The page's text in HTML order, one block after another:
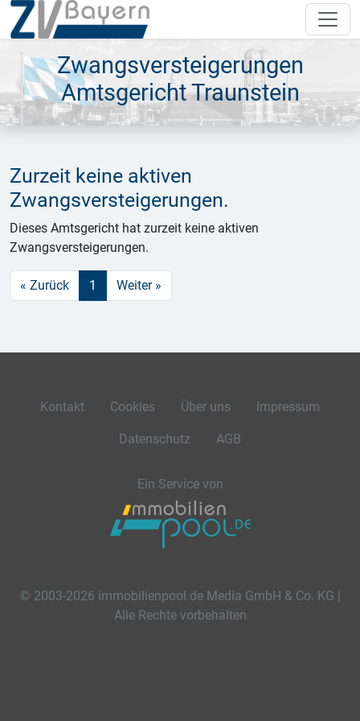
Zwangsversteigerungen
Amtsgericht Traunstein
Zurzeit keine aktiven
Zwangsversteigerungen.
Dieses Amtsgericht hat zurzeit keine aktiven
Zwangsversteigerungen.
« Zurück 1 Weiter »
Kontakt Cookies Über uns Impressum
Datenschutz AGB
Ein Service von
© 2003-2026 immobilienpool.de Media GmbH & Co. KG |
Alle Rechte vorbehalten